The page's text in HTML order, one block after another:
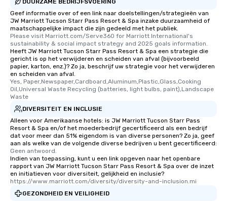
DUURZAME BEDRIJFSVOERING
Geef informatie over of een link naar doelstellingen/strategieën van
JW Marriott Tucson Starr Pass Resort & Spa inzake duurzaamheid of
maatschappelijke impact die zijn gedeeld met het publiek.
Please visit Marriott.com/Serve360 for Marriott International's
sustainability & social impact strategy and 2025 goals information.
Heeft JW Marriott Tucson Starr Pass Resort & Spa een strategie die
gericht is op het verwijderen en scheiden van afval (bijvoorbeeld
papier, karton, enz.)? Zo ja, beschrijf uw strategie voor het verwijderen
en scheiden van afval.
Yes, Paper,Newspaper,Cardboard,Aluminum,Plastic,Glass,Cooking
Oil,Universal Waste Recycling (batteries, light bulbs, paint),Landscape
Waste
DIVERSITEIT EN INCLUSIE
Alleen voor Amerikaanse hotels: is JW Marriott Tucson Starr Pass
Resort & Spa en/of het moederbedrijf gecertificeerd als een bedrijf
dat voor meer dan 51% eigendom is van diverse personen? Zo ja, geef
aan als welke van de volgende diverse bedrijven u bent gecertificeerd:
Geen antwoord.
Indien van toepassing, kunt u een link opgeven naar het openbare
rapport van JW Marriott Tucson Starr Pass Resort & Spa over de inzet
en initiatieven voor diversiteit, gelijkheid en inclusie?
https://www.marriott.com/diversity/diversity-and-inclusion.mi
GEZONDHEID EN VEILIGHEID